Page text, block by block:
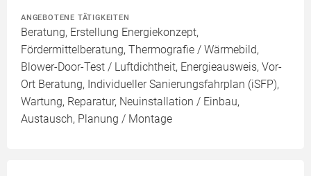
ANGEBOTENE TÄTIGKEITEN
Beratung, Erstellung Energiekonzept,
Fördermittelberatung, Thermografie / Wärmebild,
Blower-Door-Test / Luftdichtheit, Energieausweis, Vor-
Ort Beratung, Individueller Sanierungsfahrplan (iSFP),
Wartung, Reparatur, Neuinstallation / Einbau,
Austausch, Planung / Montage